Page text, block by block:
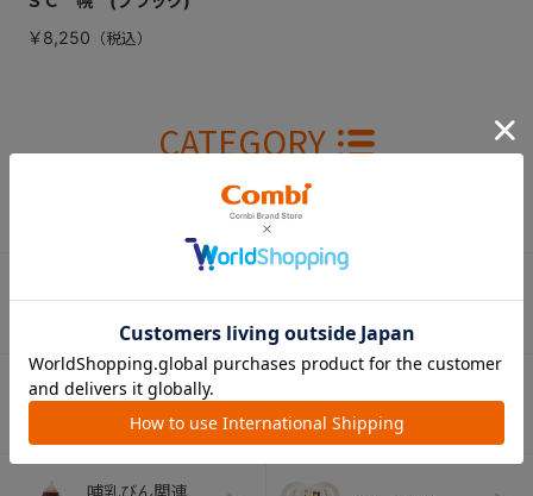
￥8,250
CATEGORY
カテゴリー
ベビーカー チャイルドシート
ベビーラック＆
ベビーチェア
（子守帯）